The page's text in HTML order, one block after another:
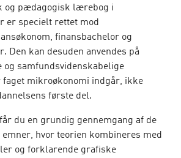
og pædagogisk lærebog i
er specielt rettet mod
finansbachelor og
Den kan desuden anvendes på
og samfundsvidenskabelige
faget mikroøkonomi indgår, ikke
første del.
får du en grundig gennemgang af de
hvor teorien kombineres med
og forklarende grafiske